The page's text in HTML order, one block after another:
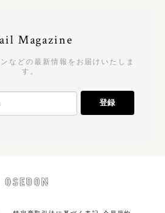
Magazine
などの最新情報をお届けいたしま
す。
登録